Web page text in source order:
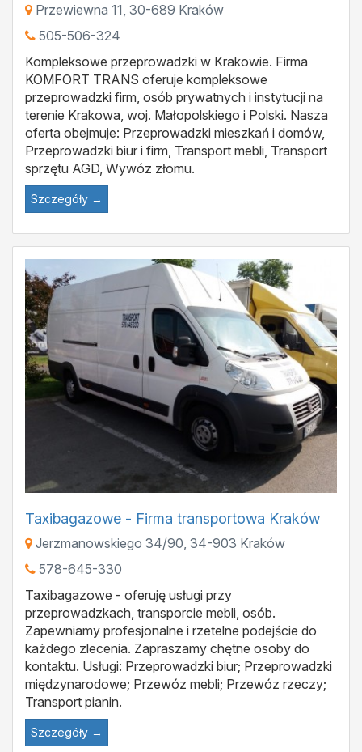
Przewiewna 11 30-689 Kraków
505-506-324
Kompleksowe przeprowadzki w Krakowie. Firma
KOMFORT TRANS oferuje kompleksowe
przeprowadzki firm, osób prywatnych i instytucji na
terenie Krakowa, woj. Małopolskiego i Polski. Nasza
oferta obejmuje: Przeprowadzki mieszkań i domów,
Przeprowadzki biur i firm, Transport mebli, Transport
sprzętu AGD, Wywóz złomu.
Szczegóły →
Taxibagazowe - Firma transportowa Kraków
Jerzmanowskiego 34/90, 34-903 Kraków
578-645-330
Taxibagazowe - oferuję usługi przy
przeprowadzkach, transporcie mebli, osób.
Zapewniamy profesjonalne i rzetelne podejście do
każdego zlecenia. Zapraszamy chętne osoby do
kontaktu. Usługi: Przeprowadzki biur; Przeprowadzki
międzynarodowe; Przewóz mebli; Przewóz rzeczy;
Transport pianin.
Szczegóły →